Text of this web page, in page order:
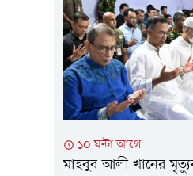
১০ ঘন্টা আগে
মাহবুব আলী খানের